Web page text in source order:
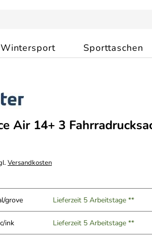
Wintersport Sporttaschen
Air 14+ 3
Versandkosten
grove
Lieferzeit 5 Arbeitstage **
ink
Lieferzeit 5 Arbeitstage **